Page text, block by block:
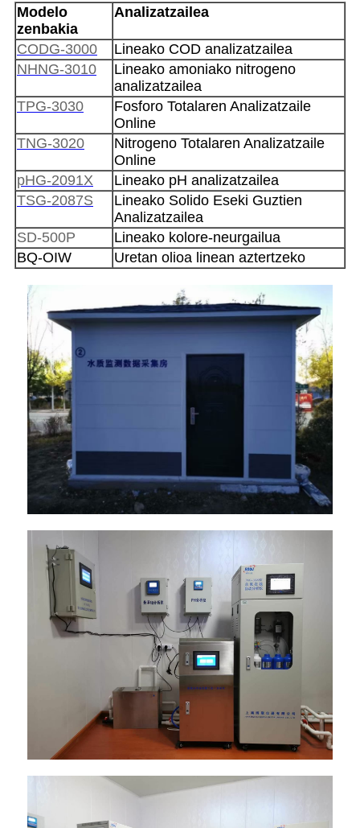
Modelo
zenbakia
Analizatzailea
CODG-3000
Lineako COD analizatzailea
NHNG-3010
Lineako amoniako nitrogeno
analizatzailea
TPG-3030
Fosforo Totalaren Analizatzaile
Online
TNG-3020
Nitrogeno Totalaren Analizatzaile
Online
pHG-2091X
Lineako pH analizatzailea
TSG-2087S
Lineako Solido Eseki Guztien
Analizatzailea
SD-500P
Lineako kolore-neurgailua
BQ-OIW
Uretan olioa linean aztertzeko